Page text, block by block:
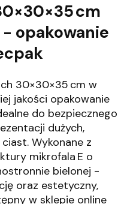
cm
opakowanie
30×30×35 cm w
jakości opakowanie
do bezpiecznego
dużych,
Wykonane z
mikrofala E o
bielonej -
oraz estetyczny,
w sklepie online